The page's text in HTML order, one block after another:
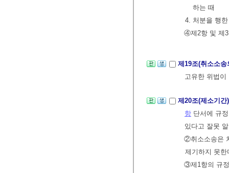
하는 때
4. 처분을 행
④제2항 및 제3
제19조(취소소
고유한 위법
제20조(제소기
항 단서에 규
있다고 잘못
②취소소송은
제기하지 못
③제1항의 규